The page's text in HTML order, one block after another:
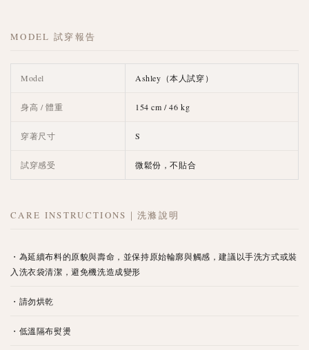
MODEL 試穿報告
Model Ashley（本人試穿）
身高 / 體重 154 cm / 46 kg
穿著尺寸 S
試穿感受 微鬆份，不貼合
CARE INSTRUCTIONS｜洗滌說明
・為延續布料的原貌與壽命，並保持原始輪廓與觸感，建議以手洗方式或裝
入洗衣袋清潔，避免機洗造成變形
・請勿烘乾
・低溫隔布熨燙